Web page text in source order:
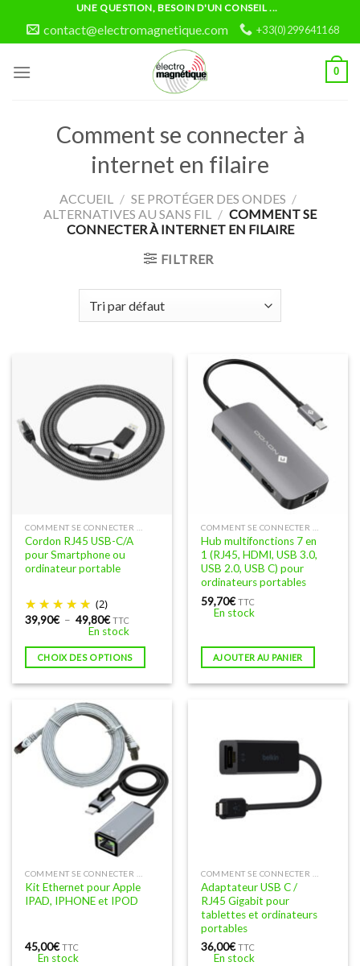
UNE QUESTION, BESOIN D'UN CONSEIL ...
contact@electromagnetique.com +33(0)299641168
0
Comment se connecter à
internet en filaire
ACCUEIL / SE PROTÉGER DES ONDES /
ALTERNATIVES AU SANS FIL / COMMENT SE
CONNECTER À INTERNET EN FILAIRE
FILTRER
COMMENT SE CONNECTER À INTERNET EN FILAIRE
Cordon RJ45 USB-C/A
pour Smartphone ou
ordinateur portable
(2)
39,90€ – 49,80€Plage
de
prix :
39,90€
à
49,80€
TTC
En stock
CHOIX DES OPTIONS
Ce
produit
a
variations.
Les
peuvent
être
choisies
page
du
produit
COMMENT SE CONNECTER À INTERNET EN FILAIRE
Hub multifonctions 7 en
1 (RJ45, HDMI, USB 3.0,
USB 2.0, USB C) pour
ordinateurs portables
59,70€ TTC
En stock
AJOUTER AU PANIER
Kit Ethernet pour Apple
IPAD, IPHONE et IPOD
45,00€ TTC
En stock
Adaptateur USB C /
RJ45 Gigabit pour
tablettes et ordinateurs
portables
36,00€ TTC
En stock